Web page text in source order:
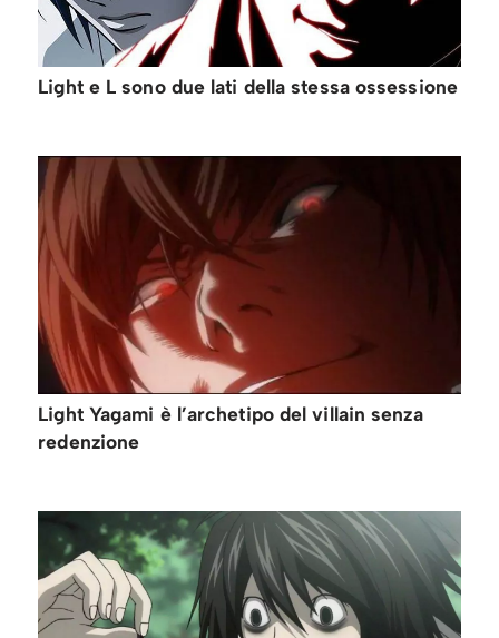
Light e L sono due lati della stessa ossessione
Light Yagami è l’archetipo del villain senza
redenzione